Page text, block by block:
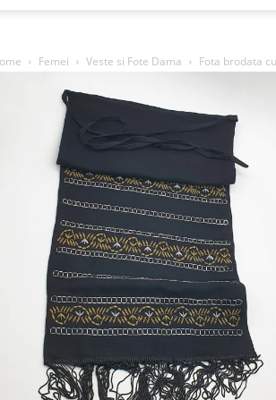
Femei Veste si Fote Dama Fota brodata